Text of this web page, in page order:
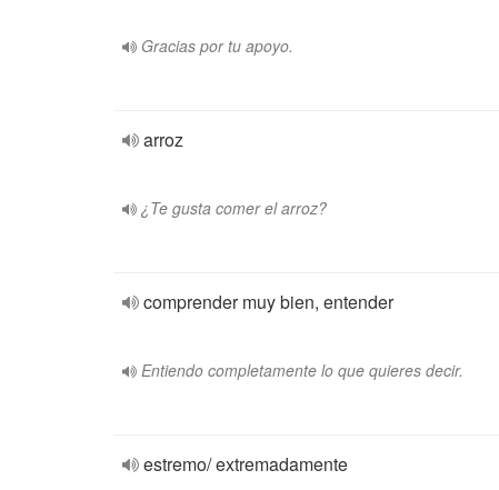
Gracias por tu apoyo.
arroz
¿Te gusta comer el arroz?
comprender muy bien, entender
Entiendo completamente lo que quieres decir.
estremo/ extremadamente